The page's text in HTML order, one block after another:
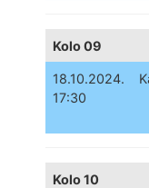
Kolo 09
18.10.2024.
17:30
Kolo 10